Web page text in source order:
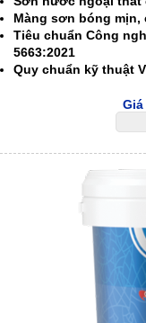
Màng sơn bóng
Tiêu chuẩn Công
5663:2021
Quy chuẩn kỹ thuật